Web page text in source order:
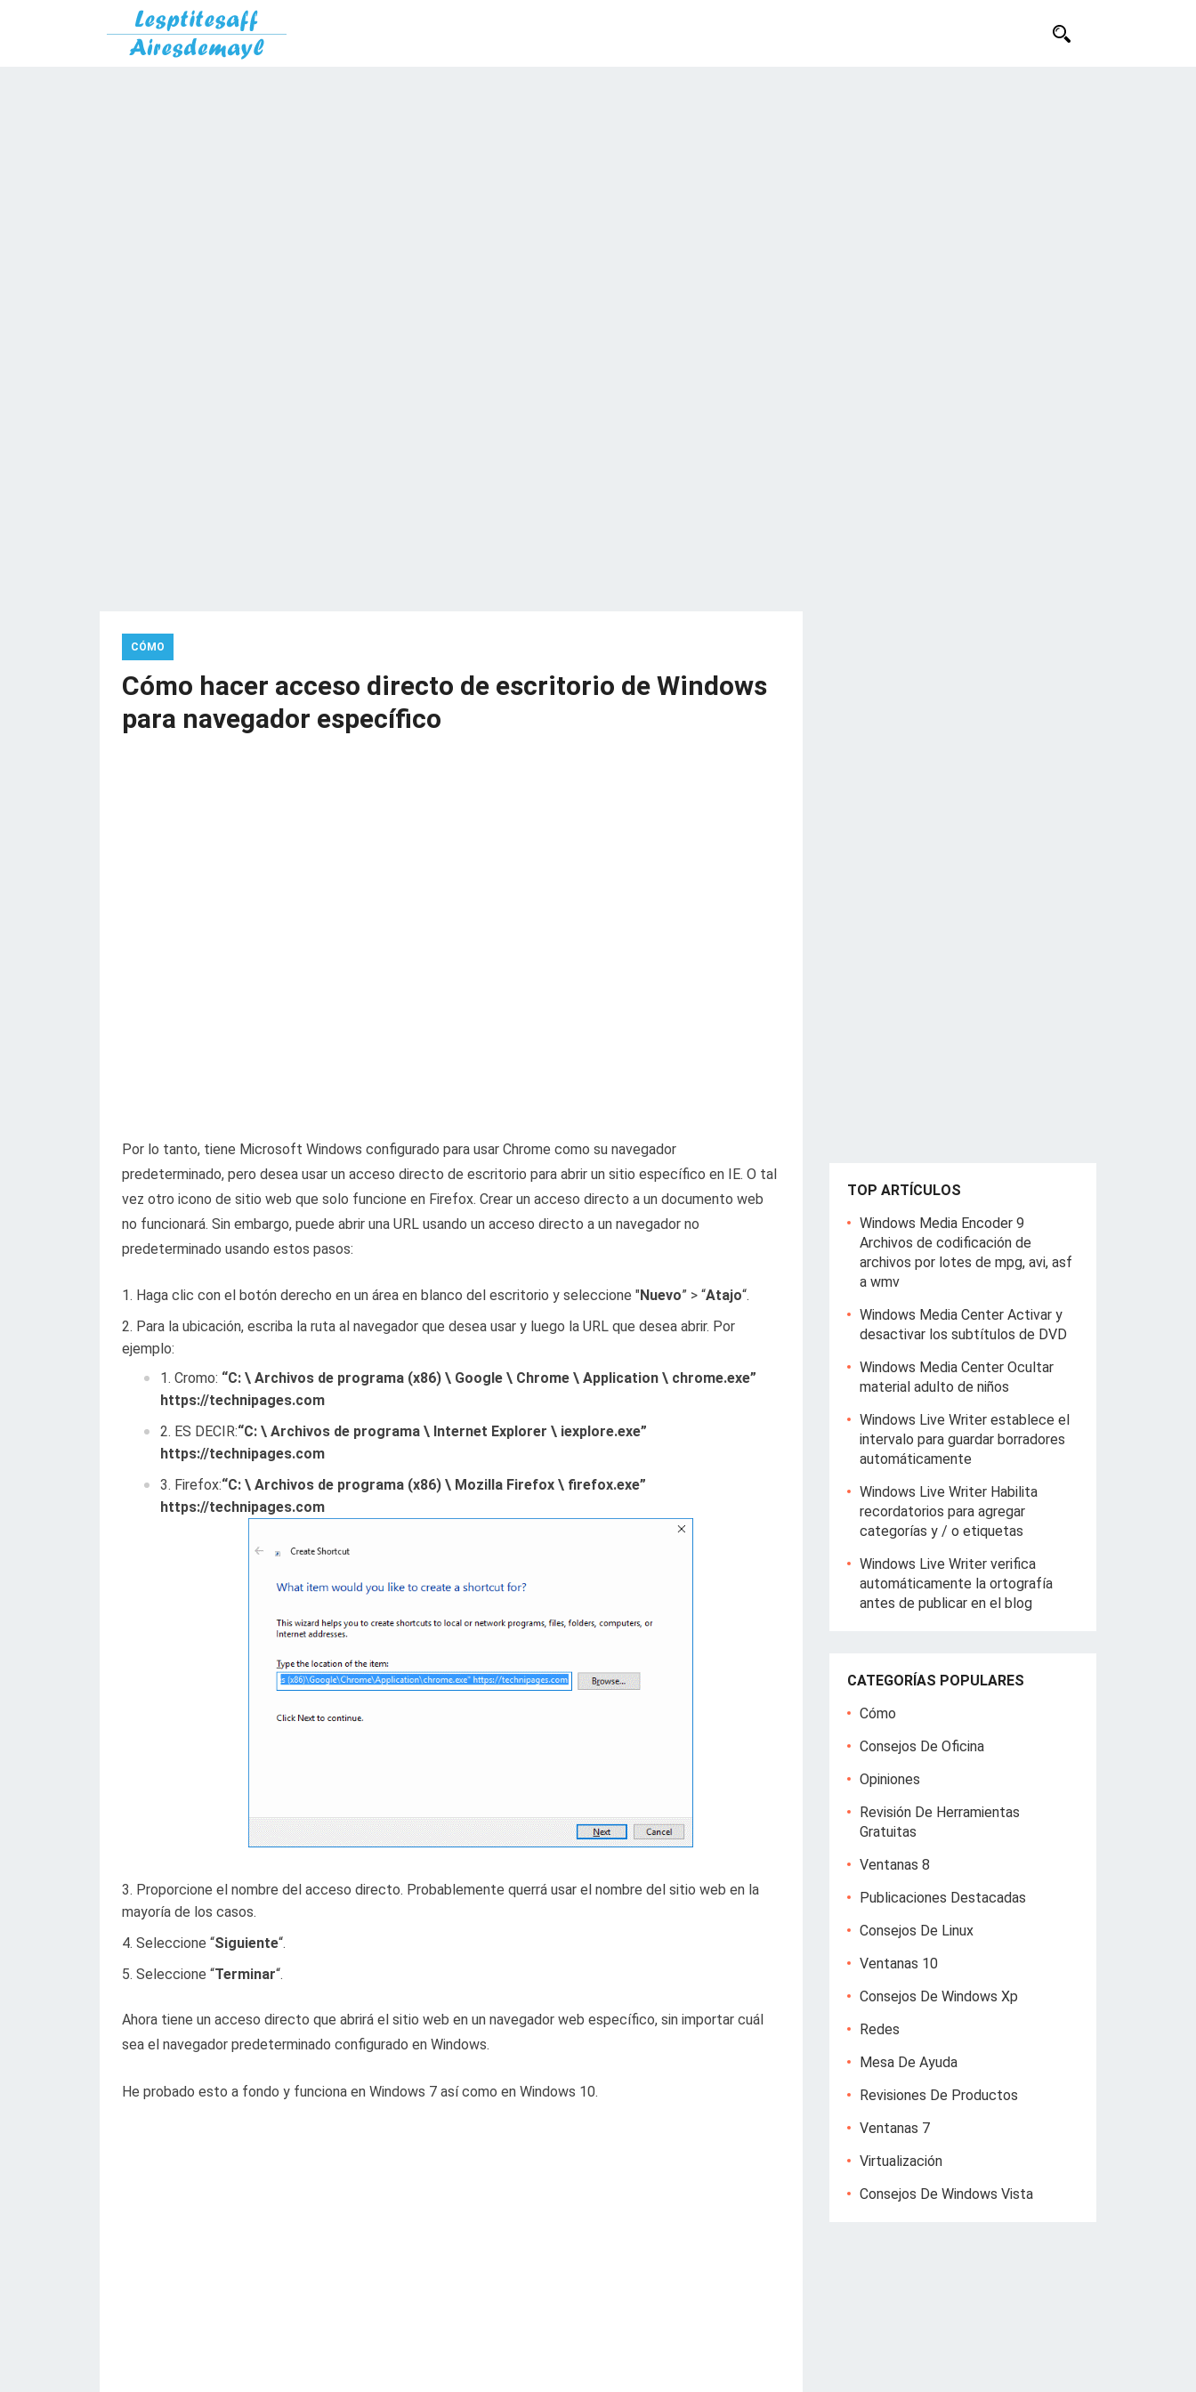
CÓMO
Cómo hacer acceso directo de escritorio de Windows
para navegador específico
Por lo tanto, tiene Microsoft Windows configurado para usar Chrome como su navegador
predeterminado, pero desea usar un acceso directo de escritorio para abrir un sitio específico en IE. O tal
vez otro icono de sitio web que solo funcione en Firefox. Crear un acceso directo a un documento web
no funcionará. Sin embargo, puede abrir una URL usando un acceso directo a un navegador no
predeterminado usando estos pasos:
Haga clic con el botón derecho en un área en blanco del escritorio y seleccione "Nuevo” > “Atajo“.
Para la ubicación, escriba la ruta al navegador que desea usar y luego la URL que desea abrir. Por
ejemplo:
Cromo: “C: \ Archivos de programa (x86) \ Google \ Chrome \ Application \ chrome.exe”
https://technipages.com
ES DECIR:“C: \ Archivos de programa \ Internet Explorer \ iexplore.exe”
https://technipages.com
Firefox:“C: \ Archivos de programa (x86) \ Mozilla Firefox \ firefox.exe”
https://technipages.com
Proporcione el nombre del acceso directo. Probablemente querrá usar el nombre del sitio web en la
mayoría de los casos.
Seleccione “Siguiente“.
Seleccione “Terminar“.
Ahora tiene un acceso directo que abrirá el sitio web en un navegador web específico, sin importar cuál
sea el navegador predeterminado configurado en Windows.
He probado esto a fondo y funciona en Windows 7 así como en Windows 10.
TOP ARTÍCULOS
Windows Media Encoder 9
Archivos de codificación de
archivos por lotes de mpg, avi, asf
a wmv
Windows Media Center Activar y
desactivar los subtítulos de DVD
Windows Media Center Ocultar
material adulto de niños
Windows Live Writer establece el
intervalo para guardar borradores
automáticamente
Windows Live Writer Habilita
recordatorios para agregar
categorías y / o etiquetas
Windows Live Writer verifica
automáticamente la ortografía
antes de publicar en el blog
CATEGORÍAS POPULARES
Cómo
Consejos De Oficina
Opiniones
Revisión De Herramientas
Gratuitas
Ventanas 8
Publicaciones Destacadas
Consejos De Linux
Ventanas 10
Consejos De Windows Xp
Redes
Mesa De Ayuda
Revisiones De Productos
Ventanas 7
Virtualización
Consejos De Windows Vista